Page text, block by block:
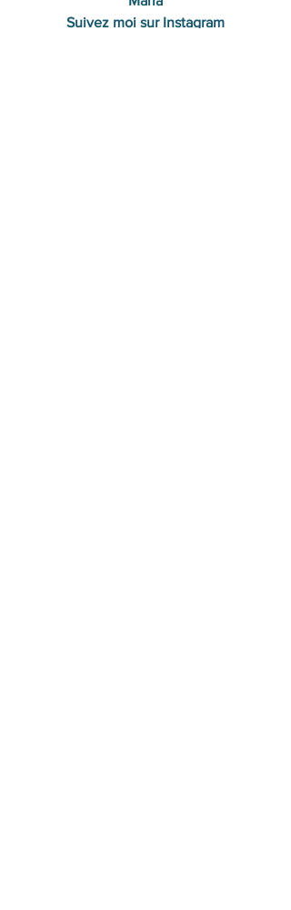
Suivez moi sur Instagram